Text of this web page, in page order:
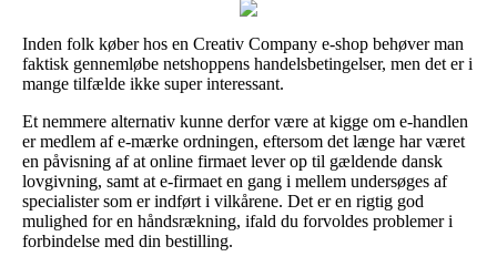
Inden folk køber hos en Creativ Company e-shop behøver man
faktisk gennemløbe netshoppens handelsbetingelser, men det er i
mange tilfælde ikke super interessant.
Et nemmere alternativ kunne derfor være at kigge om e-handlen
er medlem af e-mærke ordningen, eftersom det længe har været
en påvisning af at online firmaet lever op til gældende dansk
lovgivning, samt at e-firmaet en gang i mellem undersøges af
specialister som er indført i vilkårene. Det er en rigtig god
mulighed for en håndsrækning, ifald du forvoldes problemer i
forbindelse med din bestilling.